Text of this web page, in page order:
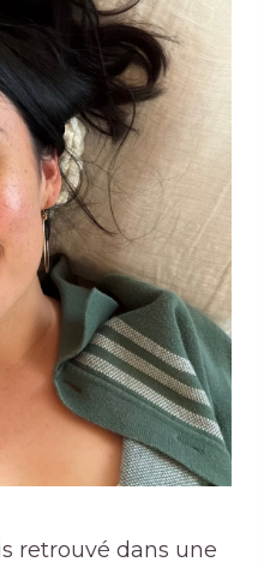
retrouvé dans une